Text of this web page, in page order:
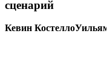
сценарий
Кевин Костелло